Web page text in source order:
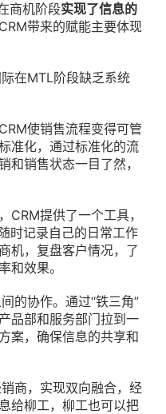
商机阶段实现了信息的
带来的赋能主要体现
在MTL阶段缺乏系统
使销售流程变得可管
准化，通过标准化的流
和销售状态一目了然，
CRM提供了一个工具，
时记录自己的日常工作
机，复盘客户情况，了
和效果。
的协作。通过“铁三角”
品部和服务部门拉到一
案，确保信息的共享和
商，实现双向融合，经
给柳工，柳工也可以把